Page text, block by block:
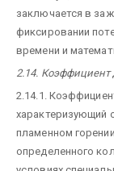
заключается в
фиксировании
времени и
2.14.
2.14.1.
характеризующий
пламенном
определенного